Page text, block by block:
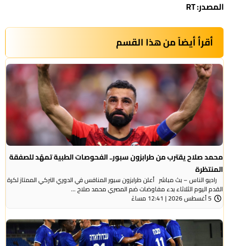
المصدر: RT
أقرأ أيضاً من هذا القسم
محمد صلاح يقترب من طرابزون سبور.. الفحوصات الطبية تمهّد للصفقة
المنتظرة
راديو الناس – بث مباشر أعلن طرابزون سبور المنافس في الدوري التركي الممتاز لكرة
القدم اليوم الثلاثاء بدء مفاوضات ضم المصري محمد صلاح ...
5 أغسطس 2026 | 12:41 مساءً